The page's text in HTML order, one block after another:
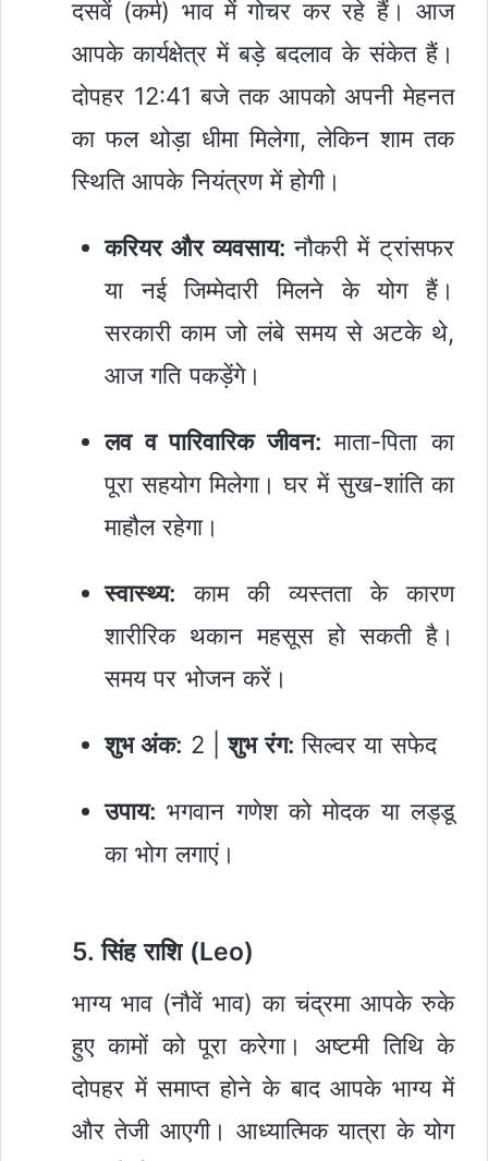
दसवें (कर्म) भाव में गोचर कर रहे हैं। आज
आपके कार्यक्षेत्र में बड़े बदलाव के संकेत हैं।
दोपहर 12:41 बजे तक आपको अपनी मेहनत
का फल थोड़ा धीमा मिलेगा, लेकिन शाम तक
स्थिति आपके नियंत्रण में होगी।
करियर और व्यवसाय: नौकरी में ट्रांसफर
या नई जिम्मेदारी मिलने के योग हैं।
सरकारी काम जो लंबे समय से अटके थे,
आज गति पकड़ेंगे।
लव व पारिवारिक जीवन: माता-पिता का
पूरा सहयोग मिलेगा। घर में सुख-शांति का
माहौल रहेगा।
स्वास्थ्य: काम की व्यस्तता के कारण
शारीरिक थकान महसूस हो सकती है।
समय पर भोजन करें।
शुभ अंक: 2 |शुभ रंग: सिल्वर या सफेद
उपाय: भगवान गणेश को मोदक या लड्डू
का भोग लगाएं।
5. सिंह राशि (Leo)
भाग्य भाव (नौवें भाव) का चंद्रमा आपके रुके
हुए कामों को पूरा करेगा। अष्टमी तिथि के
दोपहर में समाप्त होने के बाद आपके भाग्य में
और तेजी आएगी। आध्यात्मिक यात्रा के योग